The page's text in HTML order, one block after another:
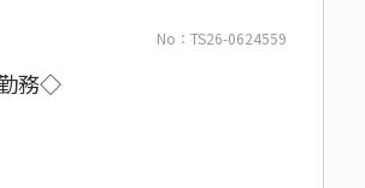
No：TS26-0624559
務◇